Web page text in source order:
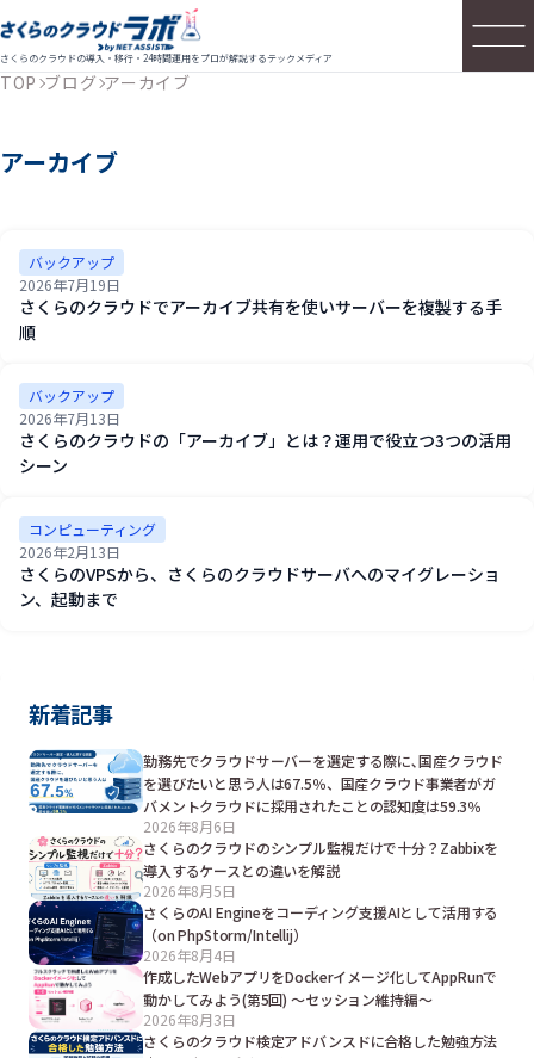
さくらのクラウドの導入・移行・24時間運用をプロが解説するテックメディア
TOP ブログ アーカイブ
アーカイブ
バックアップ
2026年7月19日
さくらのクラウドでアーカイブ共有を使いサーバーを複製する手
順
バックアップ
2026年7月13日
さくらのクラウドの「アーカイブ」とは？運用で役立つ3つの活用
シーン
コンピューティング
2026年2月13日
さくらのVPSから、さくらのクラウドサーバへのマイグレーショ
ン、起動まで
新着記事
勤務先でクラウドサーバーを選定する際に､国産クラウド
を選びたいと思う人は67.5％、国産クラウド事業者がガ
バメントクラウドに採用されたことの認知度は59.3％
2026年8月6日
さくらのクラウドのシンプル監視だけで十分？Zabbixを
導入するケースとの違いを解説
2026年8月5日
さくらのAI Engineをコーディング支援AIとして活用する
（on PhpStorm/Intellij）
2026年8月4日
作成したWebアプリをDockerイメージ化してAppRunで
動かしてみよう(第5回) ～セッション維持編～
2026年8月3日
さくらのクラウド検定アドバンスドに合格した勉強方法